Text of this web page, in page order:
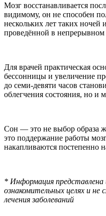
Мозг восстанавливается
видимому, он не способен
нескольких лет таких
проведённой в
Для врачей практическая
бессонницы и увеличение
до семи-девяти часов
облегчения состояния, но и
Сон — это не выбор образа
это поддержание работы
накапливаются постепенно
* Информация представлена
ознакомительных целях и не
лечения заболеваний